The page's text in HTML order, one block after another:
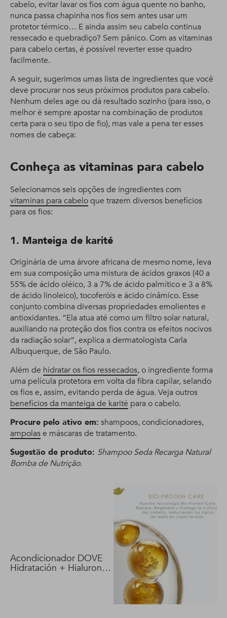
cabelo, evitar lavar os fios com água quente no banho,
nunca passa chapinha nos fios sem antes usar um
protetor térmico… E ainda assim seu cabelo continua
ressecado e quebradiço? Sem pânico. Com as vitaminas
para cabelo certas, é possível reverter esse quadro
facilmente.
A seguir, sugerimos umas lista de ingredientes que você
deve procurar nos seus próximos produtos para cabelo.
Nenhum deles age ou dá resultado sozinho (para isso, o
melhor é sempre apostar na combinação de produtos
certa para o seu tipo de fio), mas vale a pena ter esses
nomes de cabeça:
Conheça as vitaminas para cabelo
Selecionamos seis opções de ingredientes com
vitaminas para cabeloque trazem diversos benefícios
para os fios:
1. Manteiga de karité
Originária de uma árvore africana de mesmo nome, leva
em sua composição uma mistura de ácidos graxos (40 a
55% de ácido oléico, 3 a 7% de ácido palmítico e 3 a 8%
de ácido linoleico), tocoferóis e ácido cinâmico. Esse
conjunto combina diversas propriedades emolientes e
antioxidantes. “Ela atua até como um filtro solar natural,
auxiliando na proteção dos fios contra os efeitos nocivos
da radiação solar”, explica a dermatologista Carla
Albuquerque, de São Paulo.
Além de hidratar os fios ressecados, o ingrediente forma
uma película protetora em volta da fibra capilar, selando
os fios e, assim, evitando perda de água. Veja outros
benefícios da manteiga de karité para o cabelo.
Procure pelo ativo em: shampoos, condicionadores,
ampolase máscaras de tratamento.
Sugestão de produto: Shampoo Seda Recarga Natural
Bomba de Nutrição.
Acondicionador DOVE
Hidratación + Hialuron